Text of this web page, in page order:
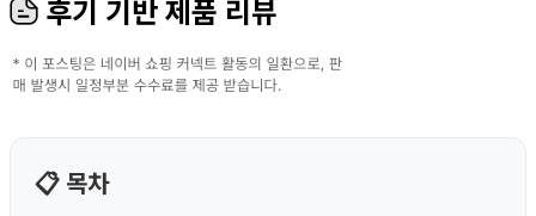
후기 기반 제품 리뷰
📋 목차